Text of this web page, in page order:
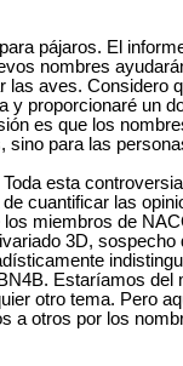
pájaros. El
nombres
las aves. Considero
y proporcionaré un
es que los
sino para las
esta
cuantificar las
miembros de
3D, sospecho
Estaríamos del
otro tema. Pero
a otros por los